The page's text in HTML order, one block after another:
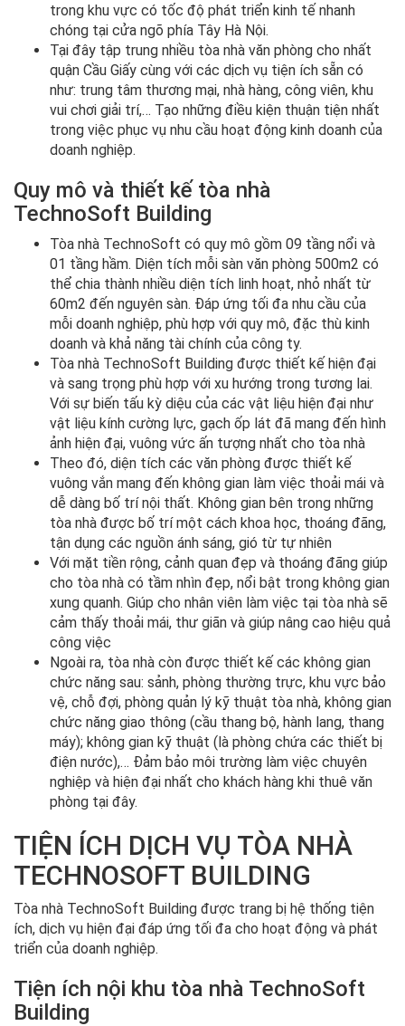
trong khu vực có tốc độ phát triển kinh tế nhanh
chóng tại cửa ngõ phía Tây Hà Nội.
Tại đây tập trung nhiều tòa nhà văn phòng cho nhất
quận Cầu Giấy cùng với các dịch vụ tiện ích sẵn có
như: trung tâm thương mại, nhà hàng, công viên, khu
vui chơi giải trí,… Tạo những điều kiện thuận tiện nhất
trong việc phục vụ nhu cầu hoạt động kinh doanh của
doanh nghiệp.
Quy mô và thiết kế tòa nhà
TechnoSoft Building
Tòa nhà TechnoSoft có quy mô gồm 09 tầng nổi và
01 tầng hầm. Diện tích mỗi sàn văn phòng 500m2 có
thể chia thành nhiều diện tích linh hoạt, nhỏ nhất từ
60m2 đến nguyên sàn. Đáp ứng tối đa nhu cầu của
mỗi doanh nghiệp, phù hợp với quy mô, đặc thù kinh
doanh và khả năng tài chính của công ty.
Tòa nhà TechnoSoft Building được thiết kế hiện đại
và sang trọng phù hợp với xu hướng trong tương lai.
Với sự biến tấu kỳ diệu của các vật liệu hiện đại như
vật liệu kính cường lực, gạch ốp lát đã mang đến hình
ảnh hiện đại, vuông vức ấn tượng nhất cho tòa nhà
Theo đó, diện tích các văn phòng được thiết kế
vuông vắn mang đến không gian làm việc thoải mái và
dễ dàng bố trí nội thất. Không gian bên trong những
tòa nhà được bố trí một cách khoa học, thoáng đãng,
tận dụng các nguồn ánh sáng, gió từ tự nhiên
Với mặt tiền rộng, cảnh quan đẹp và thoáng đãng giúp
cho tòa nhà có tầm nhìn đẹp, nổi bật trong không gian
xung quanh. Giúp cho nhân viên làm việc tại tòa nhà sẽ
cảm thấy thoải mái, thư giãn và giúp nâng cao hiệu quả
công việc
Ngoài ra, tòa nhà còn được thiết kế các không gian
chức năng sau: sảnh, phòng thường trực, khu vực bảo
vệ, chỗ đợi, phòng quản lý kỹ thuật tòa nhà, không gian
chức năng giao thông (cầu thang bộ, hành lang, thang
máy); không gian kỹ thuật (là phòng chứa các thiết bị
điện nước),… Đảm bảo môi trường làm việc chuyên
nghiệp và hiện đại nhất cho khách hàng khi thuê văn
phòng tại đây.
TIỆN ÍCH DỊCH VỤ TÒA NHÀ
TECHNOSOFT BUILDING
Tòa nhà TechnoSoft Building được trang bị hệ thống tiện
ích, dịch vụ hiện đại đáp ứng tối đa cho hoạt động và phát
triển của doanh nghiệp.
Tiện ích nội khu tòa nhà TechnoSoft
Building